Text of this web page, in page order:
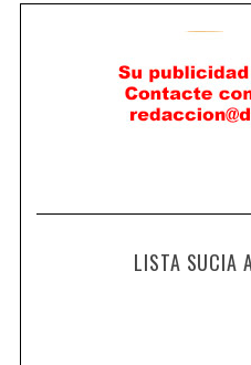
LISTA SUCIA